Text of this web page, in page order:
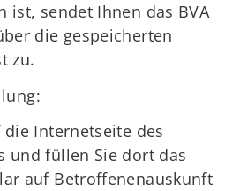
ist, sendet Ihnen das BVA
die gespeicherten
zu.
die Internetseite des
und füllen Sie dort das
auf Betroffenenauskunft